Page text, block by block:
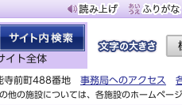
イト全体
寺前町488番地 事務局へのアクセス
の施設については、各施設のホームページ